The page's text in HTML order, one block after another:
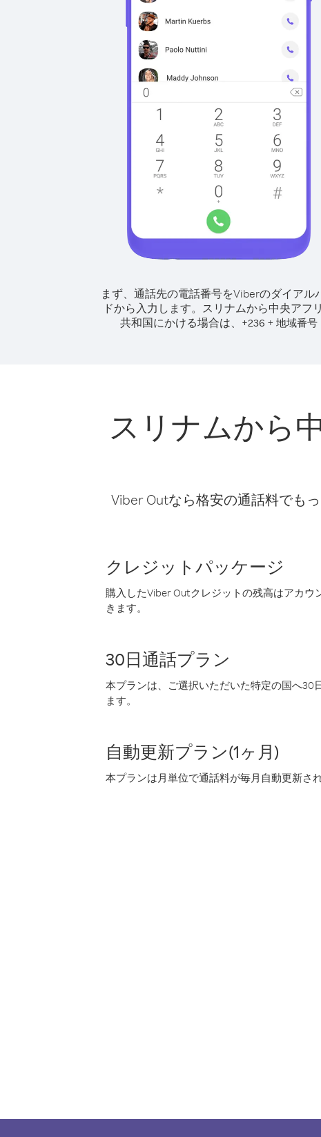
まず、通話先の電話番号をViberのダイアル
ドから入力します。 スリナムから中央アフ
共和国にかける場合は、 +236 + 地域番号
スリナムから
Viber Outなら格安の通話料でも
クレジットパッケージ
購入したViber Outクレジットの残高はアカ
きます。
30日通話プラン
本プランは、ご選択いただいた特定の国へ30
ます。
自動更新プラン(1ヶ月)
本プランは月単位で通話料が毎月自動更新さ